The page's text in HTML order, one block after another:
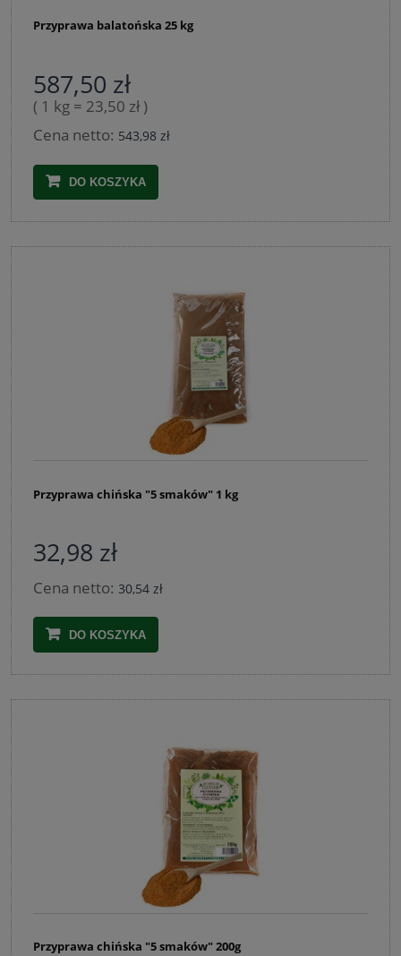
Przyprawa balatońska 25 kg
587,50 zł
( 1 kg = 23,50 zł )
Cena netto: 543,98 zł
DO KOSZYKA
Przyprawa chińska "5 smaków" 1 kg
32,98 zł
Cena netto: 30,54 zł
DO KOSZYKA
Przyprawa chińska "5 smaków" 200g